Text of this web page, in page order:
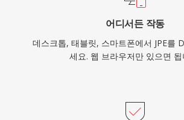
어디서든 작동
데스크톱, 태블릿, 스마트폰에서 JPE를
세요. 웹 브라우저만 있으면 됩